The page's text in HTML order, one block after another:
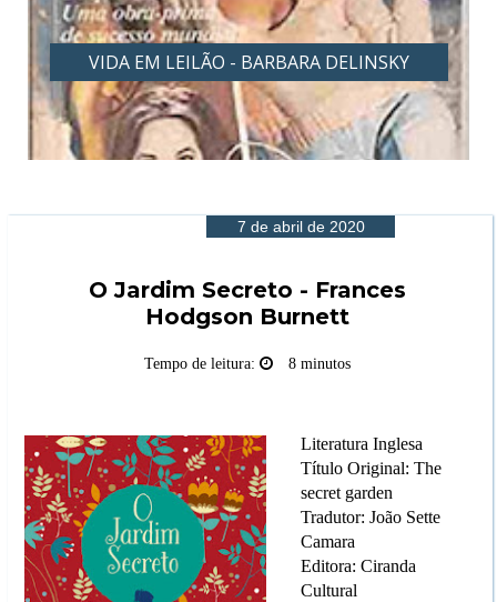
VIDA EM LEILÃO - BARBARA DELINSKY
7 de abril de 2020
O Jardim Secreto - Frances
Hodgson Burnett
Tempo de leitura: 8 minutos
Literatura Inglesa
Título Original: The
secret garden
Tradutor: João Sette
Camara
Editora: Ciranda
Cultural